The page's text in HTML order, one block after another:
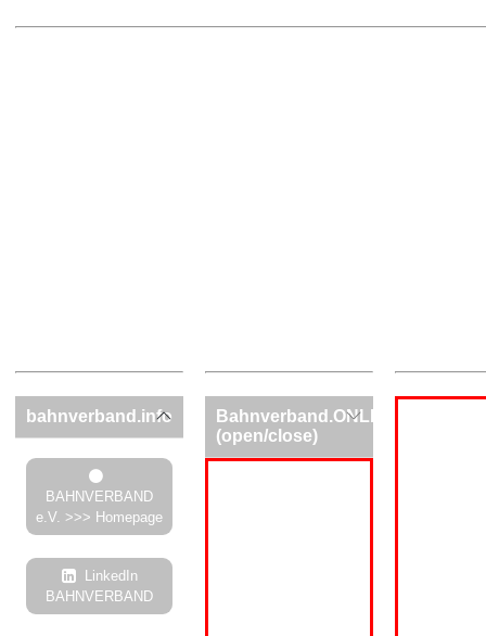
bahnverband.info
BAHNVERBAND
e.V. >>> Homepage
LinkedIn
BAHNVERBAND
Bahnverband.ONLINE
(open/close)